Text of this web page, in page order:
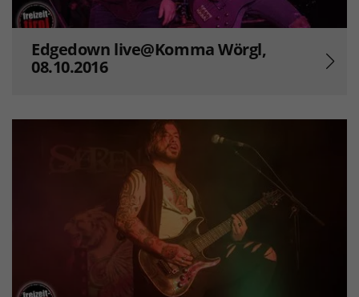
Edgedown live@Komma Wörgl,
08.10.2016